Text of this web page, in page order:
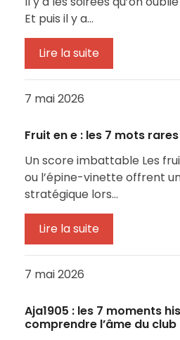
Et puis il y a…
Lire la suite
7 mai 2026
Fruit en e : les 7 mots
Un score imbattable Les
ou l’épine-vinette offrent
stratégique lors…
Lire la suite
7 mai 2026
Aja1905 : les 7 moments
comprendre l’âme du club